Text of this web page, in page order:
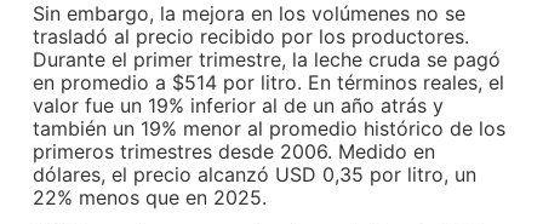
Sin embargo, la mejora en los volúmenes no se
trasladó al precio recibido por los productores.
Durante el primer trimestre, la leche cruda se pagó
en promedio a $514 por litro. En términos reales, el
valor fue un 19% inferior al de un año atrás y
también un 19% menor al promedio histórico de los
primeros trimestres desde 2006. Medido en
dólares, el precio alcanzó USD 0,35 por litro, un
22% menos que en 2025.